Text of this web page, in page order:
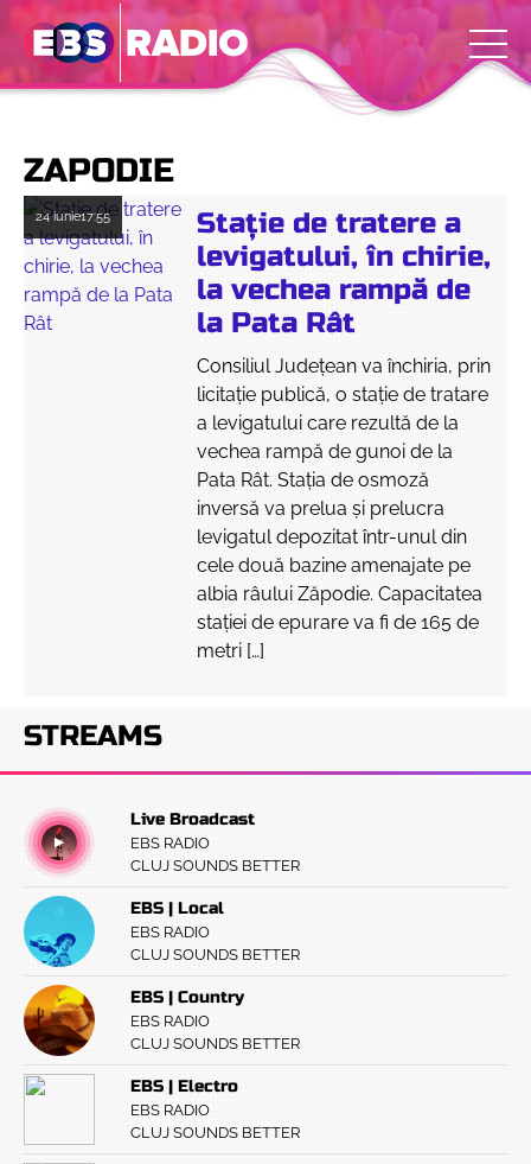
ZAPODIE
24 iunie17:55
Stație de tratere a
levigatului, în chirie,
la vechea rampă de
la Pata Rât
Consiliul Județean va închiria, prin
licitație publică, o stație de tratare
a levigatului care rezultă de la
vechea rampă de gunoi de la
Pata Rât. Stația de osmoză
inversă va prelua și prelucra
levigatul depozitat într-unul din
cele două bazine amenajate pe
albia râului Zăpodie. Capacitatea
stației de epurare va fi de 165 de
metri […]
STREAMS
Live Broadcast
EBS RADIO
CLUJ SOUNDS BETTER
EBS | Local
EBS RADIO
CLUJ SOUNDS BETTER
EBS | Country
EBS RADIO
CLUJ SOUNDS BETTER
EBS | Electro
EBS RADIO
CLUJ SOUNDS BETTER